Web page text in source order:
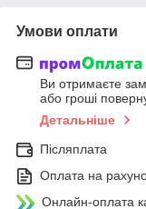
Умови оплати
Ви отримаєте
або гроші
Детальніше
Післяплата
Оплата на
Онлайн-оплата